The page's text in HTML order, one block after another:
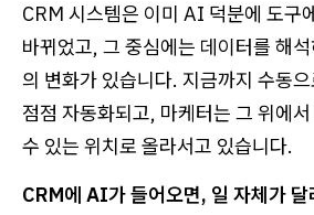
CRM 시스템은 이미 AI 덕분에 도구
바뀌었고, 그 중심에는 데이터를 해
의 변화가 있습니다. 지금까지 수동
점점 자동화되고, 마케터는 그 위에
수 있는 위치로 올라서고 있습니다.
CRM에 AI가 들어오면, 일 자체가 달